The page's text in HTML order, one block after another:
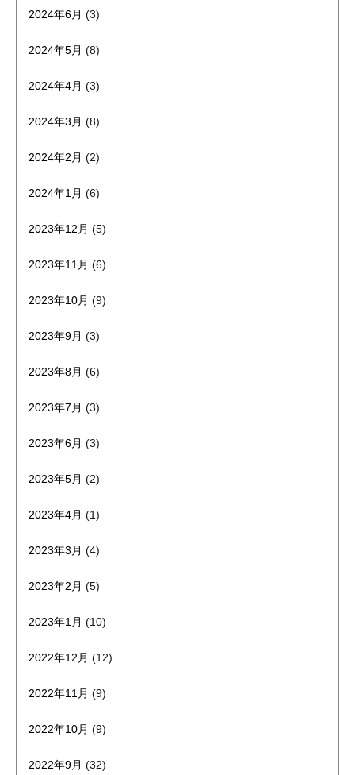
2024年6月 (3)
2024年5月 (8)
2024年4月 (3)
2024年3月 (8)
2024年2月 (2)
2024年1月 (6)
2023年12月 (5)
2023年11月 (6)
2023年10月 (9)
2023年9月 (3)
2023年8月 (6)
2023年7月 (3)
2023年6月 (3)
2023年5月 (2)
2023年4月 (1)
2023年3月 (4)
2023年2月 (5)
2023年1月 (10)
2022年12月 (12)
2022年11月 (9)
2022年10月 (9)
2022年9月 (32)